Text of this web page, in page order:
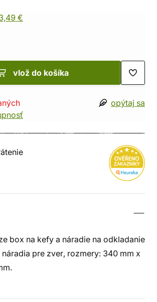
€
vlož do košíka
opýtaj sa
box na kefy a náradie na odkladanie
náradia pre zver, rozmery: 340 mm x